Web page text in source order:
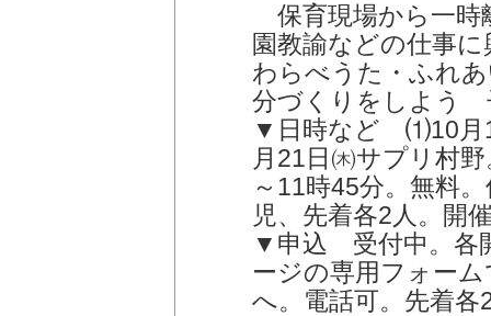
保育現場から一時
園教諭などの仕事
わらべうた・ふれ
分づくりをしよう
▼日時など ⑴10月
月21日㈭サプリ村
～11時45分。無料
児、先着各2人。開
▼申込 受付中。各
ージの専用フォー
へ。電話可。先着各